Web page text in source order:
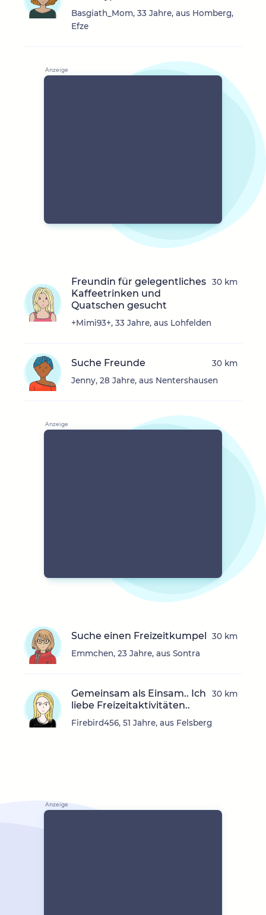
Basgiath_Mom, 33 Jahre, aus Homberg,
Efze
Freundin für gelegentliches
Kaffeetrinken und
Quatschen gesucht
+Mimi93+, 33 Jahre, aus Lohfelden
30 km
Suche Freunde
Jenny, 28 Jahre, aus Nentershausen
30 km
Suche einen Freizeitkumpel
Emmchen, 23 Jahre, aus Sontra
30 km
Gemeinsam als Einsam.. Ich
liebe Freizeitaktivitäten..
Firebird456, 51 Jahre, aus Felsberg
30 km